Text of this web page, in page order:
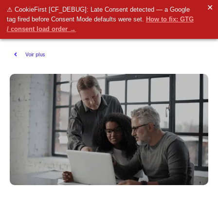
⚠ CookieFirst [CF_DEBUG]: Late Consent detected — a Google
tag fired before Consent Mode defaults were set. How to fix: GTG
/ consent load order →
✕
Voir plus